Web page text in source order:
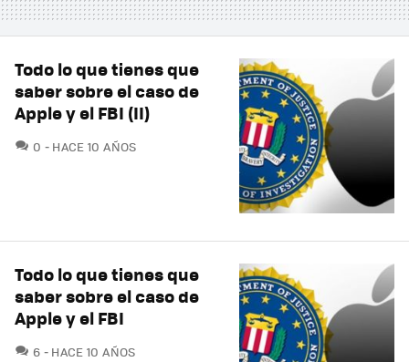
Todo lo que tienes que
saber sobre el caso de
Apple y el FBI (II)
0 COMENTARIOS
HACE 10 AÑOS
Todo lo que tienes que
saber sobre el caso de
Apple y el FBI
6 COMENTARIOS
HACE 10 AÑOS